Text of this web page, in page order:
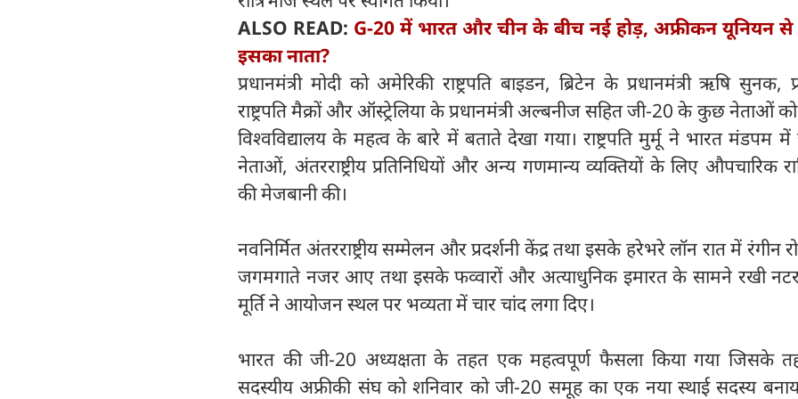
ALSO READ: G-20 में भारत और चीन के बीच नई होड़, अफ्रीकन यूनियन से
इसका नाता?
प्रधानमंत्री मोदी को अमेरिकी राष्ट्रपति बाइडन, ब्रिटेन के प्रधानमंत्री ऋषि सुनक,
राष्ट्रपति मैक्रों और ऑस्ट्रेलिया के प्रधानमंत्री अल्बनीज सहित जी-20 के कुछ नेताओं
विश्वविद्यालय के महत्व के बारे में बताते देखा गया। राष्ट्रपति मुर्मू ने भारत मंडपम
नेताओं, अंतरराष्ट्रीय प्रतिनिधियों और अन्य गणमान्य व्यक्तियों के लिए औपचारिक
की मेजबानी की।
नवनिर्मित अंतरराष्ट्रीय सम्मेलन और प्रदर्शनी केंद्र तथा इसके हरेभरे लॉन रात में रंगीन
जगमगाते नजर आए तथा इसके फव्वारों और अत्याधुनिक इमारत के सामने रखी
मूर्ति ने आयोजन स्थल पर भव्यता में चार चांद लगा दिए।
भारत की जी-20 अध्यक्षता के तहत एक महत्वपूर्ण फैसला किया गया जिसके
सदस्‍यीय अफ्रीकी संघ को शनिवार को जी-20 समूह का एक नया स्थाई सदस्य